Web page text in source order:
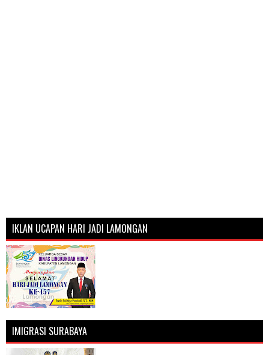
IKLAN UCAPAN HARI JADI LAMONGAN
IMIGRASI SURABAYA